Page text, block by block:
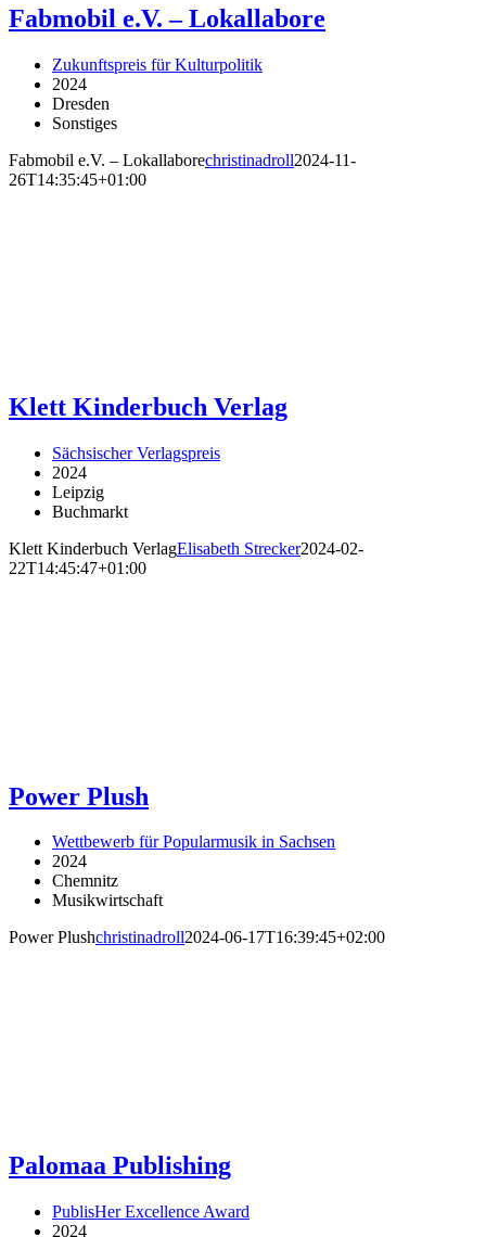
Fabmobil e.V. – Lokallabore
Zukunftspreis für Kulturpolitik
2024
Dresden
Sonstiges
Fabmobil e.V. – Lokallaborechristinadroll2024-11-
26T14:35:45+01:00
Klett Kinderbuch Verlag
Sächsischer Verlagspreis
2024
Leipzig
Buchmarkt
Klett Kinderbuch VerlagElisabeth Strecker2024-02-
22T14:45:47+01:00
Power Plush
Wettbewerb für Popularmusik in Sachsen
2024
Chemnitz
Musikwirtschaft
Power Plushchristinadroll2024-06-17T16:39:45+02:00
Palomaa Publishing
PublisHer Excellence Award
2024